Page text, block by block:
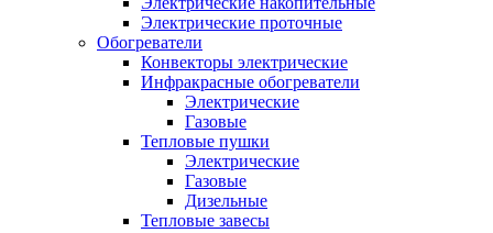
Электрические проточные
Обогреватели
Конвекторы электрические
Инфракрасные обогреватели
Электрические
Газовые
Тепловые пушки
Электрические
Газовые
Дизельные
Тепловые завесы